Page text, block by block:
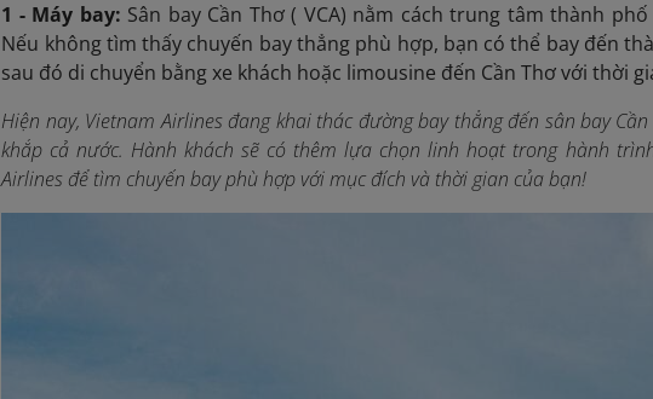
1 - Máy bay: Sân bay Cần Thơ ( VCA) nằm cách trung tâm thành
Nếu không tìm thấy chuyến bay thẳng phù hợp, bạn có thể bay đến
sau đó di chuyển bằng xe khách hoặc limousine đến Cần Thơ với thời
Hiện nay, Vietnam Airlines đang khai thác đường bay thẳng đến sân bay
khắp cả nước. Hành khách sẽ có thêm lựa chọn linh hoạt trong hành
Airlines để tìm chuyến bay phù hợp với mục đích và thời gian của bạn!